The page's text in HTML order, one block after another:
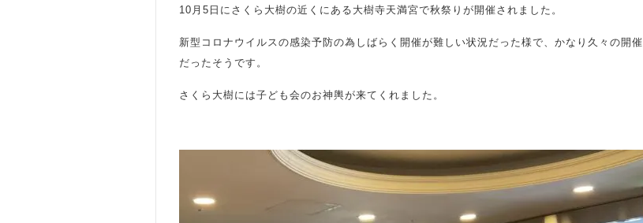
10月5日にさくら大樹の近くにある大樹寺天満宮で秋祭りが開催されました。
新型コロナウイルスの感染予防の為しばらく開催が難しい状況だった様で、かなり久々の開催
だったそうです。
さくら大樹には子ども会のお神輿が来てくれました。